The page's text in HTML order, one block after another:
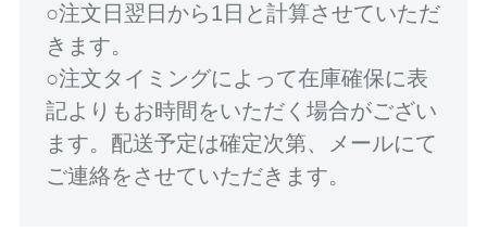
○注文日翌日から1日と計算させていただ
きます。
○注文タイミングによって在庫確保に表
記よりもお時間をいただく場合がござい
ます。配送予定は確定次第、メールにて
ご連絡をさせていただきます。